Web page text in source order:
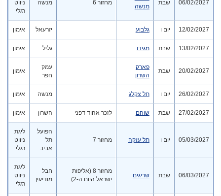
06/02/2027 שבת
מנשה
מחזור 6 מנשה
ניווט
רגלי
12/02/2027 יום ו גלבוע יזרעאל אימון
13/02/2027 שבת מגידו גליל אימון
20/02/2027 שבת
פארק
השרון
עמק
חפר
אימון
26/02/2027 יום ו תל צקלג מנשה אימון
27/02/2027 שבת שוהם לזכר אהוד דפני השרון אימון
05/03/2027 יום ו תל עזקה מחזור 7
הפועל
תל
אביב
ליגת
ניווט
רגלי
06/03/2027 שבת שריגים
מחזור 8 (אליפות
ישראל היום ה-2)
חבל
מודיעין
ליגת
ניווט
רגלי